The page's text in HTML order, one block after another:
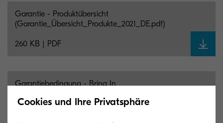
Garantie - Produktübersicht
(Garantie_Übersicht_Produkte_2021_DE.pdf)
260 KB | PDF
Garantiebedingung - Bring In
Cookies und Ihre Privatsphäre